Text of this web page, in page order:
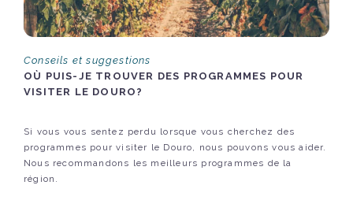
Conseils et suggestions
OÙ PUIS-JE TROUVER DES PROGRAMMES POUR
VISITER LE DOURO?
Si vous vous sentez perdu lorsque vous cherchez des
programmes pour visiter le Douro, nous pouvons vous aider.
Nous recommandons les meilleurs programmes de la
région.